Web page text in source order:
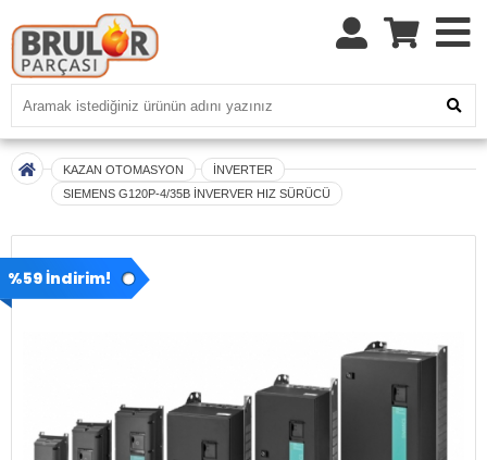
KAZAN OTOMASYON
İNVERTER
SIEMENS G120P-4/35B İNVERVER HIZ SÜRÜCÜ
%59 İndirim!